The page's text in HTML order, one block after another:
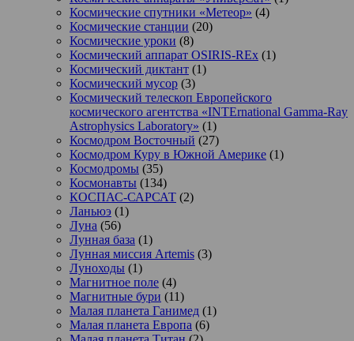
Космические спутники «Метеор» (4)
Космические станции (20)
Космические уроки (8)
Космический аппарат OSIRIS-REx (1)
Космический диктант (1)
Космический мусор (3)
Космический телескоп Европейского
космического агентства «INTErnational Gamma-Ray
Astrophysics Laboratory» (1)
Космодром Восточный (27)
Космодром Куру в Южной Америке (1)
Космодромы (35)
Космонавты (134)
КОСПАС-САРСАТ (2)
Ланьюэ (1)
Луна (56)
Лунная база (1)
Лунная миссия Artemis (3)
Луноходы (1)
Магнитное поле (4)
Магнитные бури (11)
Малая планета Ганимед (1)
Малая планета Европа (6)